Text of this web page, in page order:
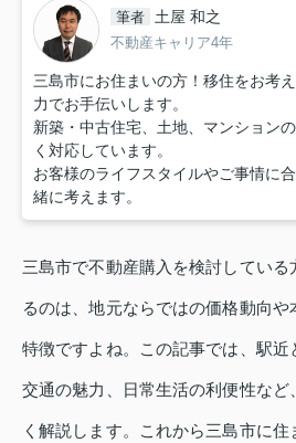
筆者 土屋 和之
不動産キャリア4年
三島市にお住まいの方！移住をお考
力でお手伝いします。
新築・中古住宅、土地、マンション
く対応しています。
お客様のライフスタイルやご事情に
緒に考えます。
三島市で不動産購入を検討してい
るのは、地元ならではの価格動向
特徴ですよね。この記事では、駅
交通の魅力、日常生活の利便性など
く解説します。これから三島市に